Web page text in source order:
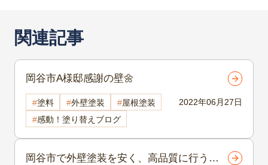
関連記事
2022年06月27日
岡谷市A様邸感謝の壁🌼
塗料 外壁塗装
屋根塗装
感動！塗り替えブログ
岡谷市で外壁塗装を安く、高品質に行うコ